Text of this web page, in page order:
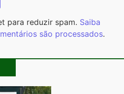
para reduzir spam. Saiba
são processados.